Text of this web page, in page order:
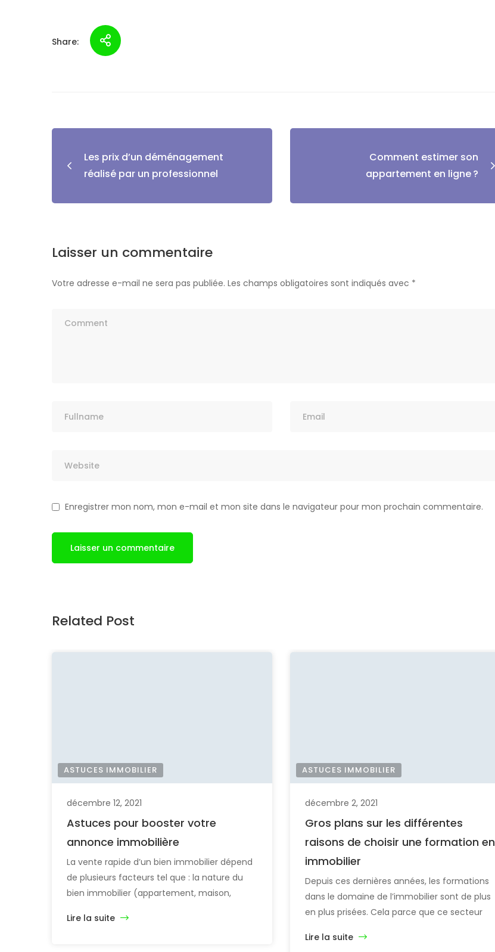
Share:
Les prix d’un déménagement
réalisé par un professionnel
Comment estimer son
appartement en ligne ?
Laisser un commentaire
Votre adresse e-mail ne sera pas publiée. Les champs obligatoires sont indiqués avec *
Enregistrer mon nom, mon e-mail et mon site dans le navigateur pour mon prochain commentaire.
Related Post
ASTUCES IMMOBILIER
décembre 12, 2021
Astuces pour booster votre
annonce immobilière
La vente rapide d’un bien immobilier dépend
de plusieurs facteurs tel que : la nature du
bien immobilier (appartement, maison,
prix de vente… D’autre facteur souvent passé
Lire la suite
ASTUCES IMMOBILIER
décembre 2, 2021
Gros plans sur les différentes
raisons de choisir une formation en
immobilier
Depuis ces dernières années, les formations
dans le domaine de l’immobilier sont de plus
en plus prisées. Cela parce que ce secteur
offre aux entreprises la possibilité de réaliser
Lire la suite